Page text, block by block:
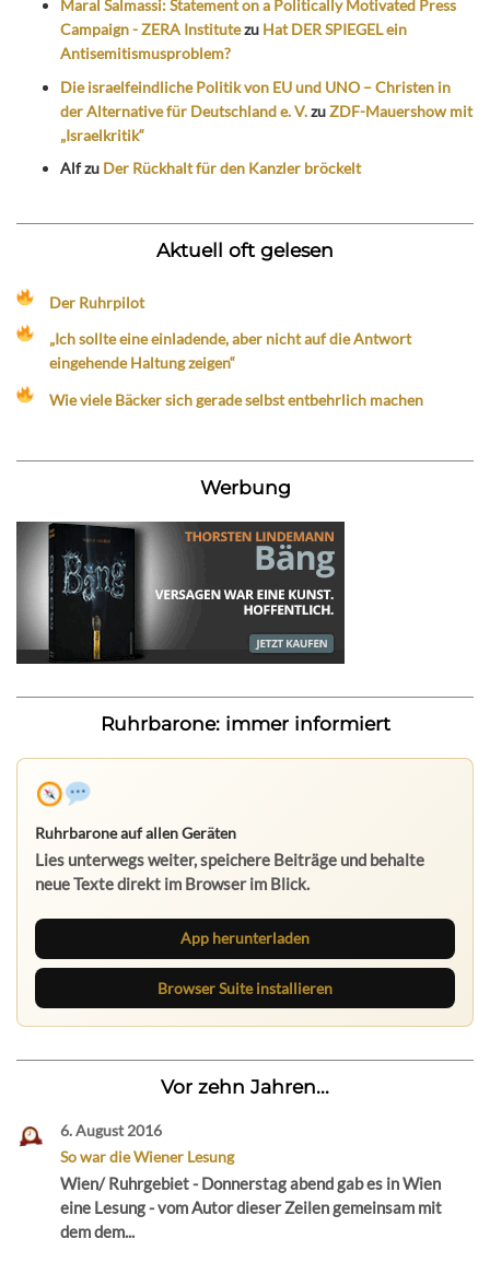
Maral Salmassi: Statement on a Politically Motivated Press
Campaign - ZERA Institutezu Hat DER SPIEGEL ein
Antisemitismusproblem?
Die israelfeindliche Politik von EU und UNO – Christen in
der Alternative für Deutschland e. V.zuZDF-Mauershow mit
„Israelkritik“
Alfzu Der Rückhalt für den Kanzler bröckelt
Aktuell oft gelesen
Der Ruhrpilot
„Ich sollte eine einladende, aber nicht auf die Antwort
eingehende Haltung zeigen“
Wie viele Bäcker sich gerade selbst entbehrlich machen
Werbung
Ruhrbarone: immer informiert
Ruhrbarone auf allen Geräten
Lies unterwegs weiter, speichere Beiträge und behalte
neue Texte direkt im Browser im Blick.
App herunterladen
Browser Suite installieren
Vor zehn Jahren...
6. August 2016
So war die Wiener Lesung
Wien/ Ruhrgebiet - Donnerstag abend gab es in Wien
eine Lesung - vom Autor dieser Zeilen gemeinsam mit
dem dem...